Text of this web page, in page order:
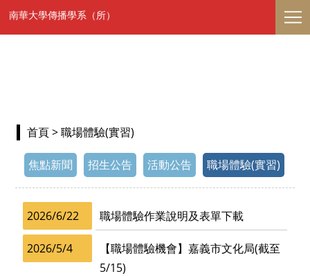
南華大學傳播學系（所）
首頁> 職場體驗(實習)
焦點新聞 招生公告 活動公告 職場體驗(實習)
2026/6/22 職場體驗作業說明及表單下載
2026/5/4
【職場體驗機會】嘉義市文化局(截至
5/15)